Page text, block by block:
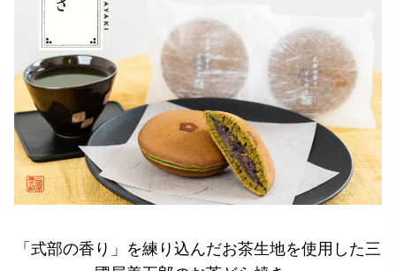
「式部の香り」を練り込んだお茶生地を使用した三